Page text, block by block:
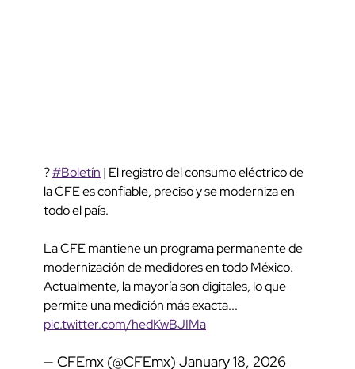
?#Boletín | El registro del consumo eléctrico de
la CFE es confiable, preciso y se moderniza en
todo el país.
La CFE mantiene un programa permanente de
modernización de medidores en todo México.
Actualmente, la mayoría son digitales, lo que
permite una medición más exacta...
pic.twitter.com/hedKwBJIMa
— CFEmx (@CFEmx) January 18, 2026